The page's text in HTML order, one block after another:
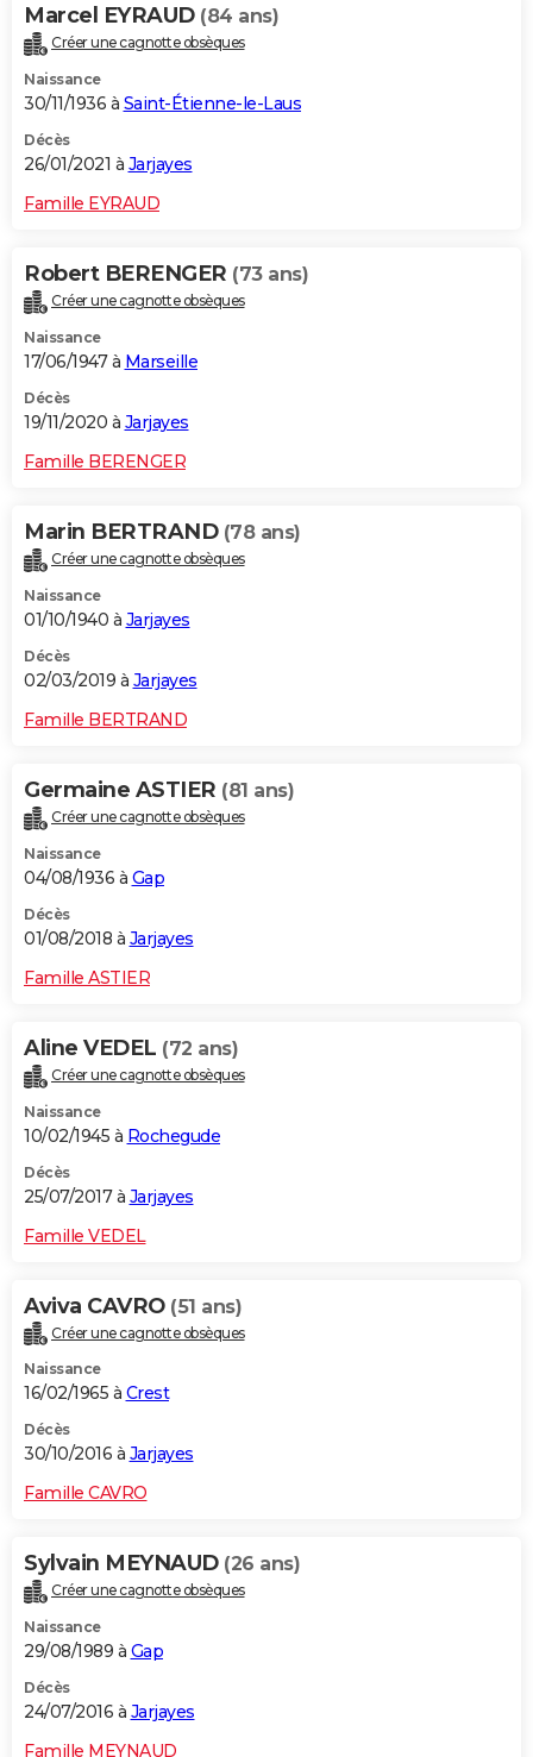
Marcel EYRAUD (84 ans)
Créer une cagnotte obsèques
Naissance
30/11/1936 à Saint-Étienne-le-Laus
Décès
26/01/2021 à Jarjayes
Famille EYRAUD
Robert BERENGER (73 ans)
Créer une cagnotte obsèques
Naissance
17/06/1947 à Marseille
Décès
19/11/2020 à Jarjayes
Famille BERENGER
Marin BERTRAND (78 ans)
Créer une cagnotte obsèques
Naissance
01/10/1940 à Jarjayes
Décès
02/03/2019 à Jarjayes
Famille BERTRAND
Germaine ASTIER (81 ans)
Créer une cagnotte obsèques
Naissance
04/08/1936 à Gap
Décès
01/08/2018 à Jarjayes
Famille ASTIER
Aline VEDEL (72 ans)
Créer une cagnotte obsèques
Naissance
10/02/1945 à Rochegude
Décès
25/07/2017 à Jarjayes
Famille VEDEL
Aviva CAVRO (51 ans)
Créer une cagnotte obsèques
Naissance
16/02/1965 à Crest
Décès
30/10/2016 à Jarjayes
Famille CAVRO
Sylvain MEYNAUD (26 ans)
Créer une cagnotte obsèques
Naissance
29/08/1989 à Gap
Décès
24/07/2016 à Jarjayes
Famille MEYNAUD